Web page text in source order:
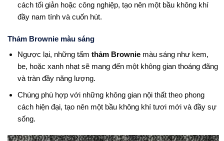
cách tối giản hoặc công nghiệp, tạo nên một bầu không khí
đầy nam tính và cuốn hút.
Thảm Brownie màu sáng
Ngược lại, những tấm thảm Browniemàu sáng như kem,
be, hoặc xanh nhạt sẽ mang đến một không gian thoáng đãng
và tràn đầy năng lượng.
Chúng phù hợp với những không gian nội thất theo phong
cách hiện đại, tạo nên một bầu không khí tươi mới và đầy sự
sống.